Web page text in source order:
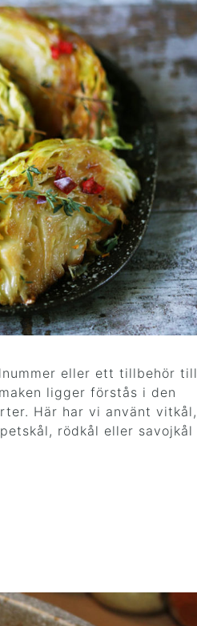
eller ett tillbehör till
ligger förstås i den
Här har vi använt vitkål,
rödkål eller savojkål